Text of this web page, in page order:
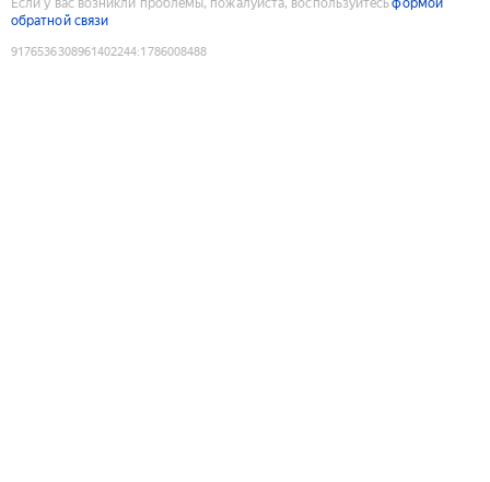
обратной связи
9176536308961402244:1786008488